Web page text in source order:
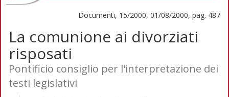
Documenti, 15/2000, 01/08/2000, pag. 487
La comunione ai divorziati
risposati
Pontificio consiglio per l'interpretazione dei
testi legislativi